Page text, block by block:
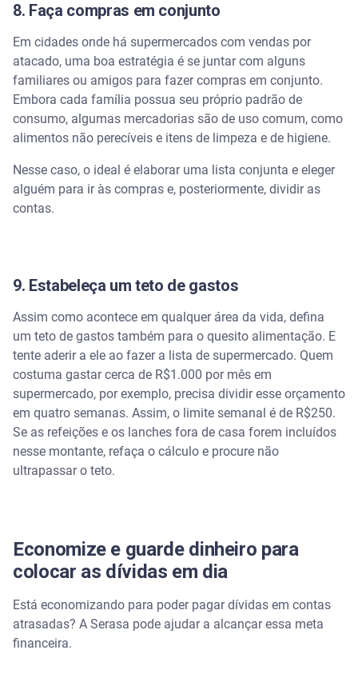
8. Faça compras em conjunto
Em cidades onde há supermercados com vendas por
atacado, uma boa estratégia é se juntar com alguns
familiares ou amigos para fazer compras em conjunto.
Embora cada família possua seu próprio padrão de
consumo, algumas mercadorias são de uso comum, como
alimentos não perecíveis e itens de limpeza e de higiene.
Nesse caso, o ideal é elaborar uma lista conjunta e eleger
alguém para ir às compras e, posteriormente, dividir as
contas.
9. Estabeleça um teto de gastos
Assim como acontece em qualquer área da vida, defina
um teto de gastos também para o quesito alimentação. E
tente aderir a ele ao fazer a lista de supermercado. Quem
costuma gastar cerca de R$1.000 por mês em
supermercado, por exemplo, precisa dividir esse orçamento
em quatro semanas. Assim, o limite semanal é de R$250.
Se as refeições e os lanches fora de casa forem incluídos
nesse montante, refaça o cálculo e procure não
ultrapassar o teto.
Economize e guarde dinheiro para
colocar as dívidas em dia
Está economizando para poder pagar dívidas em contas
atrasadas? A Serasa pode ajudar a alcançar essa meta
financeira.